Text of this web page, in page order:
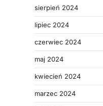
sierpień 2024
lipiec 2024
czerwiec 2024
maj 2024
kwiecień 2024
marzec 2024